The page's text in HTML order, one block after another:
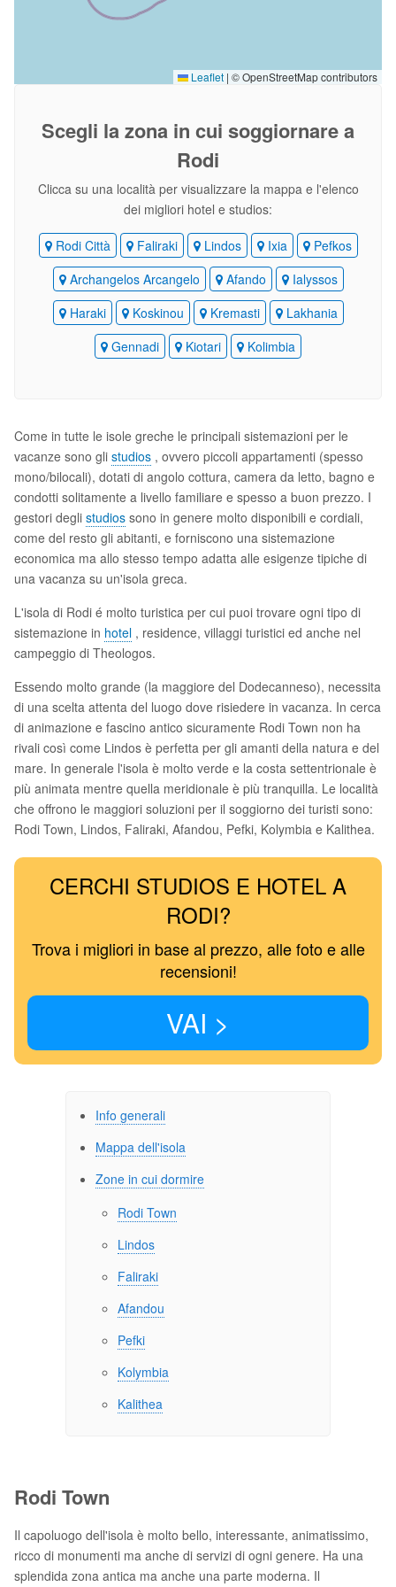
Leaflet | © OpenStreetMap contributors
Scegli la zona in cui soggiornare a
Rodi
Clicca su una località per visualizzare la mappa e l'elenco
dei migliori hotel e studios:
Rodi Città Faliraki Lindos Ixia
Pefkos
Archangelos Arcangelo
Afando
Ialyssos
Haraki
Koskinou Kremasti
Lakhania
Gennadi
Kiotari Kolimbia
Come in tutte le isole greche le principali sistemazioni per le
vacanze sono gli studios , ovvero piccoli appartamenti (spesso
mono/bilocali), dotati di angolo cottura, camera da letto, bagno e
condotti solitamente a livello familiare e spesso a buon prezzo. I
gestori degli studios sono in genere molto disponibili e cordiali,
come del resto gli abitanti, e forniscono una sistemazione
economica ma allo stesso tempo adatta alle esigenze tipiche di
una vacanza su un'isola greca.
L'isola di Rodi é molto turistica per cui puoi trovare ogni tipo di
sistemazione in hotel , residence, villaggi turistici ed anche nel
campeggio di Theologos.
Essendo molto grande (la maggiore del Dodecanneso), necessita
di una scelta attenta del luogo dove risiedere in vacanza. In cerca
di animazione e fascino antico sicuramente Rodi Town non ha
rivali così come Lindos è perfetta per gli amanti della natura e del
mare. In generale l'isola è molto verde e la costa settentrionale è
più animata mentre quella meridionale è più tranquilla. Le località
che offrono le maggiori soluzioni per il soggiorno dei turisti sono:
Rodi Town, Lindos, Faliraki, Afandou, Pefki, Kolymbia e Kalithea.
CERCHI STUDIOS E HOTEL A
RODI?
Trova i migliori in base al prezzo, alle foto e alle
recensioni!
VAI >
Info generali
Mappa dell'isola
Zone in cui dormire
Rodi Town
Lindos
Faliraki
Afandou
Pefki
Kolymbia
Kalithea
Rodi Town
Il capoluogo dell'isola è molto bello, interessante, animatissimo,
ricco di monumenti ma anche di servizi di ogni genere. Ha una
splendida zona antica ma anche una parte moderna. Il